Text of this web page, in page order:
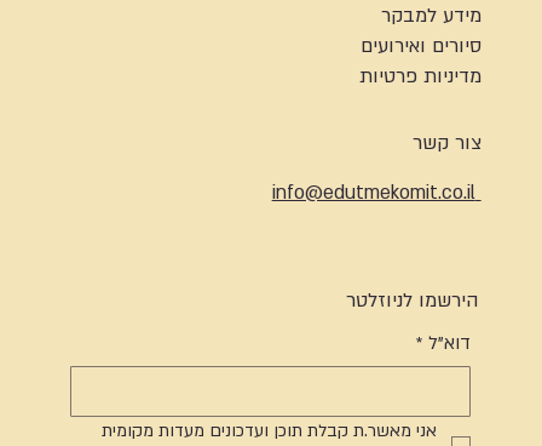
מידע למבקר
סיורים ואירועים
מדיניות פרטיות
צור קשר
info@edutmekomit.co.il
הירשמו לניוזלטר
דוא"ל *
אני מאשר.ת קבלת תוכן ועדכונים מעדות מקומית